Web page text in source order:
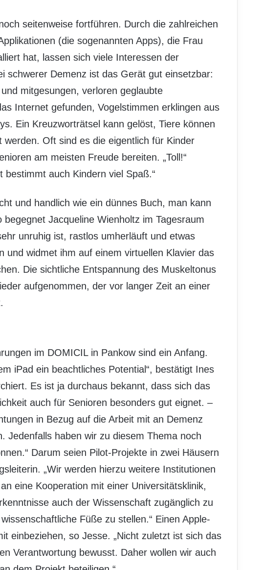
seitenweise fortführen. Durch die zahlreichen
(die sogenannten Apps), die Frau
hat, lassen sich viele Interessen der
schwerer Demenz ist das Gerät gut einsetzbar:
mitgesungen, verloren geglaubte
Internet gefunden, Vogelstimmen erklingen aus
Ein Kreuzworträtsel kann gelöst, Tiere können
Oft sind es die eigentlich für Kinder
am meisten Freude bereiten. „Toll!“
bestimmt auch Kindern viel Spaß.“
und handlich wie ein dünnes Buch, man kann
Jacqueline Wienholtz im Tagesraum
unruhig ist, rastlos umherläuft und etwas
und widmet ihm auf einem virtuellen Klavier das
Die sichtliche Entspannung des Muskeltonus
aufgenommen, der vor langer Zeit an einer
im DOMICIL in Pankow sind ein Anfang.
iPad ein beachtliches Potential“, bestätigt Ines
Es ist ja durchaus bekannt, dass sich das
auch für Senioren besonders gut eignet. –
in Bezug auf die Arbeit mit an Demenz
Jedenfalls haben wir zu diesem Thema noch
Darum seien Pilot-Projekte in zwei Häusern
„Wir werden hierzu weitere Institutionen
eine Kooperation mit einer Universitätsklinik,
auch der Wissenschaft zugänglich zu
Füße zu stellen.“ Einen Apple-
einbeziehen, so Jesse. „Nicht zuletzt ist sich das
Verantwortung bewusst. Daher wollen wir auch